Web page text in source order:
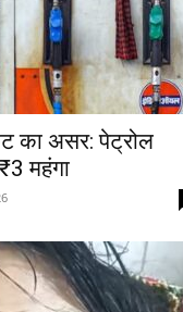
का असर: पेट्रोल
महंगा